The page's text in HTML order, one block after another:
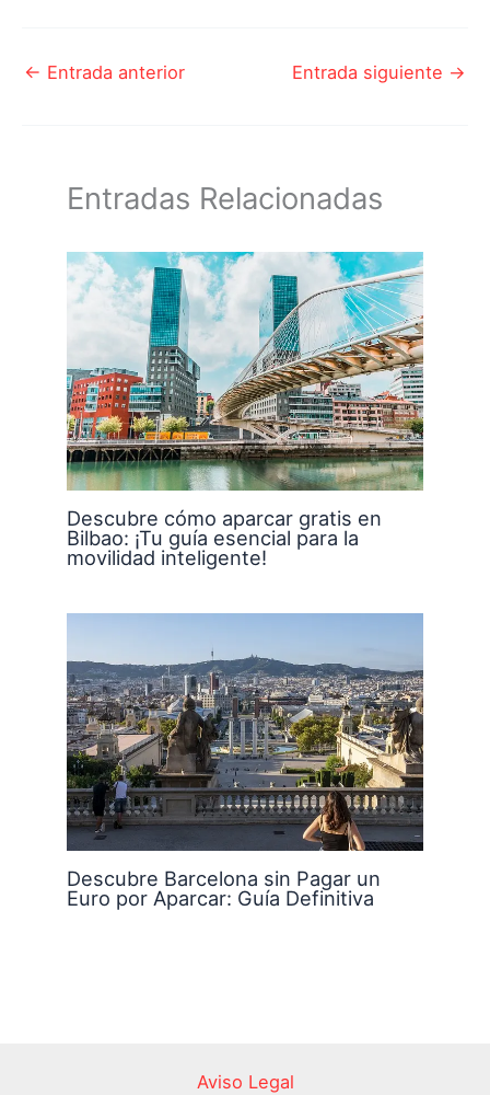
← Entrada anterior Entrada siguiente →
Entradas Relacionadas
Descubre cómo aparcar gratis en
Bilbao: ¡Tu guía esencial para la
movilidad inteligente!
Descubre Barcelona sin Pagar un
Euro por Aparcar: Guía Definitiva
Aviso Legal